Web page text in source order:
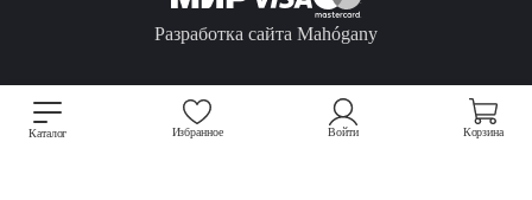
Каталог Избранное Войти Корзина
Разработка сайта Mahógany